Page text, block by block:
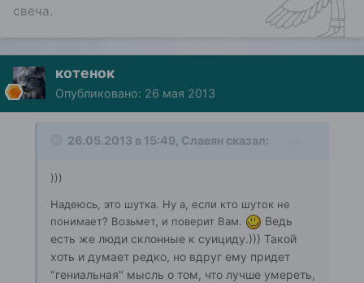
свеча.
котенок
Опубликовано: 26 мая 2013
26.05.2013 в 15:49, Славян сказал:
)))
Надеюсь, это шутка. Ну а, если кто шуток не
понимает? Возьмет, и поверит Вам.
Ведь
есть же люди склонные к суициду.))) Такой
хоть и думает редко, но вдруг ему придет
"гениальная" мысль о том, что лучше умереть,